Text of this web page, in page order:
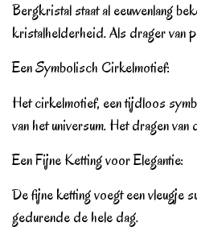
Bergkristal staat al eeuwenlang
kristalhelderheid. Als drager van
Een Symbolisch Cirkelmotief:
Het cirkelmotief, een tijdloos
van het universum. Het dragen
Een Fijne Ketting voor Elegantie:
De fijne ketting voegt een vleugje
gedurende de hele dag.